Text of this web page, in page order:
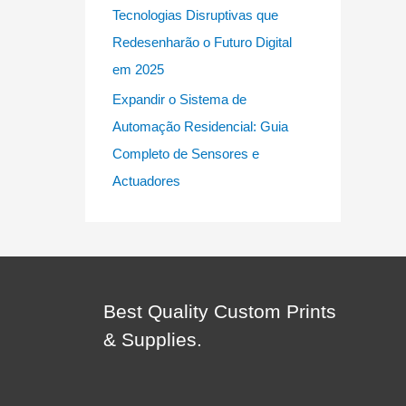
Tecnologias Disruptivas que
Redesenharão o Futuro Digital
em 2025
Expandir o Sistema de
Automação Residencial: Guia
Completo de Sensores e
Actuadores
Best Quality Custom Prints
& Supplies.